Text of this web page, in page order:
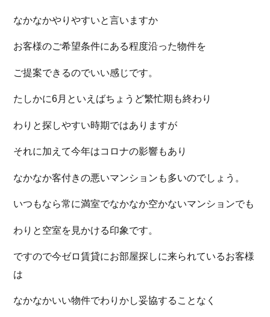
なかなかやりやすいと言いますか
お客様のご希望条件にある程度沿った物件を
ご提案できるのでいい感じです。
たしかに6月といえばちょうど繁忙期も終わり
わりと探しやすい時期ではありますが
それに加えて今年はコロナの影響もあり
なかなか客付きの悪いマンションも多いのでしょう。
いつもなら常に満室でなかなか空かないマンションでも
わりと空室を見かける印象です。
ですので今ゼロ賃貸にお部屋探しに来られているお客様
は
なかなかいい物件でわりかし妥協することなく